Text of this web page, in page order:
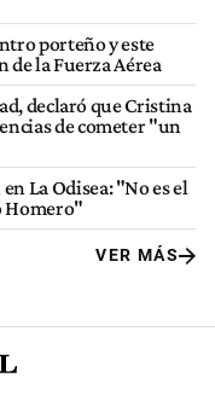
porteño y este
la Fuerza Aérea
declaró que Cristina
de cometer "un
La Odisea: "No es el
Homero"
VER MÁS